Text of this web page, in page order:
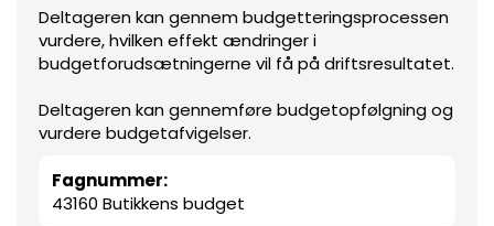
Deltageren kan gennem budgetteringsprocessen
vurdere, hvilken effekt ændringer i
budgetforudsætningerne vil få på driftsresultatet.
Deltageren kan gennemføre budgetopfølgning og
vurdere budgetafvigelser.
Fagnummer:
43160 Butikkens budget